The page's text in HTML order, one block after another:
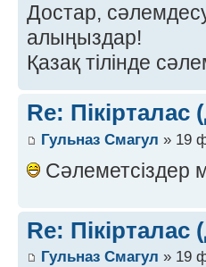
Достар,
алыңыздар!
Қазақ тілінде
Re: Пікірталас
Гульназ Смагул » 19
Сәлеметсіздер
Re: Пікірталас
Гульназ Смагул » 19